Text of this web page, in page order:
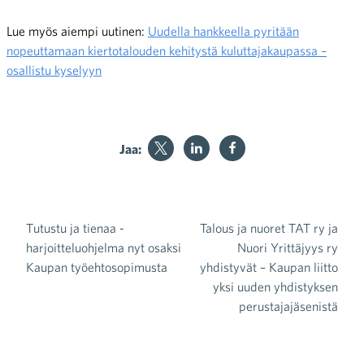
Lue myös aiempi uutinen: Uudella hankkeella pyritään
nopeuttamaan kiertotalouden kehitystä kuluttajakaupassa –
osallistu kyselyyn
Jaa:
Artikkelien selaus
Tutustu ja tienaa -
harjoitteluohjelma nyt osaksi
Kaupan työehtosopimusta
Talous ja nuoret TAT ry ja
Nuori Yrittäjyys ry
yhdistyvät – Kaupan liitto
yksi uuden yhdistyksen
perustajajäsenistä